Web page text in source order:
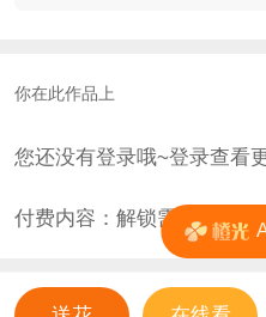
你在此作品上
您还没有登录哦~登录查看
付费内容：解锁需 0花